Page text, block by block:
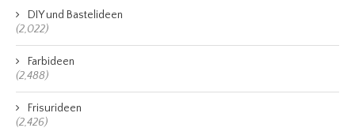
DIY und Bastelideen
(2,022)
Farbideen
(2,488)
Frisurideen
(2,426)